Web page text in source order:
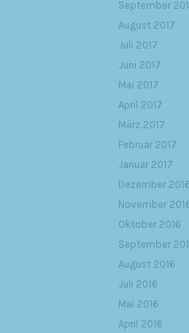
September
August 2017
Juli 2017
Juni 2017
Mai 2017
April 2017
März 2017
Februar 2017
Januar 2017
Dezember 2016
November
Oktober 2016
September
August 2016
Juli 2016
Mai 2016
April 2016